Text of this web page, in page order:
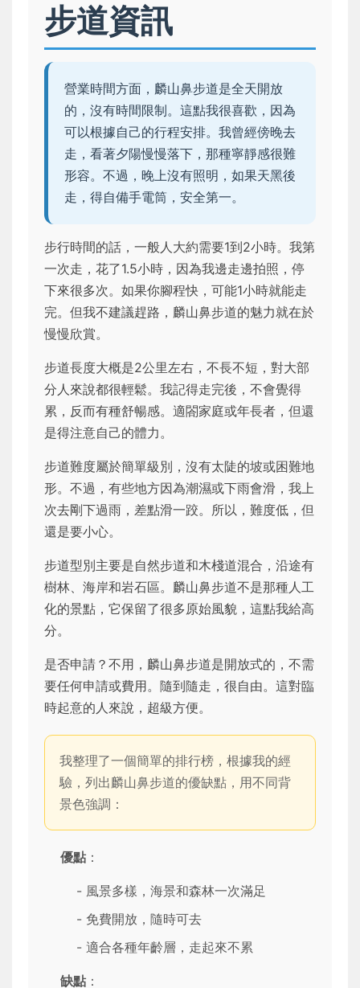
步道資訊
營業時間方面，麟山鼻步道是全天開放
的，沒有時間限制。這點我很喜歡，因為
可以根據自己的行程安排。我曾經傍晚去
走，看著夕陽慢慢落下，那種寧靜感很難
形容。不過，晚上沒有照明，如果天黑後
走，得自備手電筒，安全第一。
步行時間的話，一般人大約需要1到2小時。我第
一次走，花了1.5小時，因為我邊走邊拍照，停
下來很多次。如果你腳程快，可能1小時就能走
完。但我不建議趕路，麟山鼻步道的魅力就在於
慢慢欣賞。
步道長度大概是2公里左右，不長不短，對大部
分人來說都很輕鬆。我記得走完後，不會覺得
累，反而有種舒暢感。適閤家庭或年長者，但還
是得注意自己的體力。
步道難度屬於簡單級別，沒有太陡的坡或困難地
形。不過，有些地方因為潮濕或下雨會滑，我上
次去剛下過雨，差點滑一跤。所以，難度低，但
還是要小心。
步道型別主要是自然步道和木棧道混合，沿途有
樹林、海岸和岩石區。麟山鼻步道不是那種人工
化的景點，它保留了很多原始風貌，這點我給高
分。
是否申請？不用，麟山鼻步道是開放式的，不需
要任何申請或費用。隨到隨走，很自由。這對臨
時起意的人來說，超級方便。
我整理了一個簡單的排行榜，根據我的經
驗，列出麟山鼻步道的優缺點，用不同背
景色強調：
優點 ：
- 風景多樣，海景和森林一次滿足
- 免費開放，隨時可去
- 適合各種年齡層，走起來不累
缺點 ：